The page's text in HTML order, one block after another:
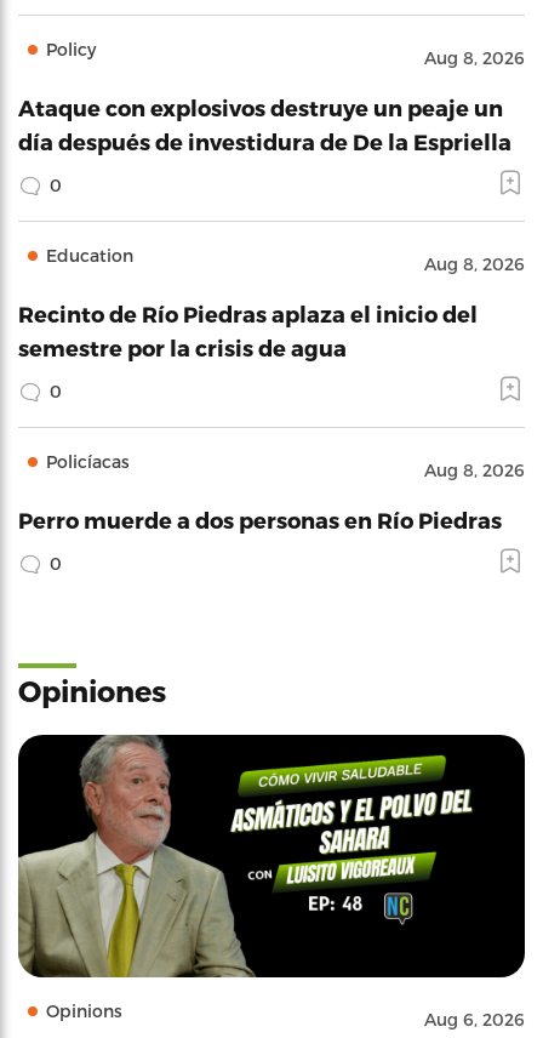
Policy Aug 8, 2026
Ataque con explosivos destruye un peaje un
día después de investidura de De la Espriella
0
Education Aug 8, 2026
Recinto de Río Piedras aplaza el inicio del
semestre por la crisis de agua
0
Policíacas Aug 8, 2026
Perro muerde a dos personas en Río Piedras
0
Opiniones
Opinions Aug 6, 2026